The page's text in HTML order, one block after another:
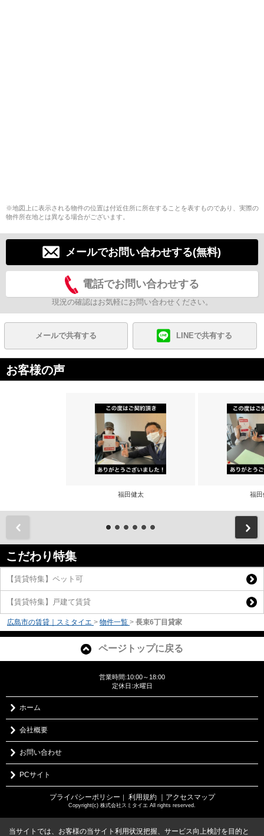
※地図上に表示される物件の位置は付近住所に所在することを表すものであり、実際の
物件所在地とは異なる場合がございます。
メールでお問い合わせする(無料)
電話でお問い合わせする
現況の確認はお気軽にお問い合わせください。
メールで共有する LINEで共有する
お客様の声
福田健太 福田
こだわり特集
【賃貸特集】ペット可
【賃貸特集】戸建て賃貸
広島市の賃貸｜スミタイエ > 物件一覧 > 長束6丁目貸家
ページトップに戻る
営業時間:10:00～18:00
定休日:水曜日
ホーム
会社概要
お問い合わせ
PCサイト
プライバシーポリシー 利用規約 ｜アクセスマップ
Copyright(c) 株式会社スミタイエ All rights reserved.
当サイトでは、お客様の当サイト利用状況把握、サービス向上検討を目的と